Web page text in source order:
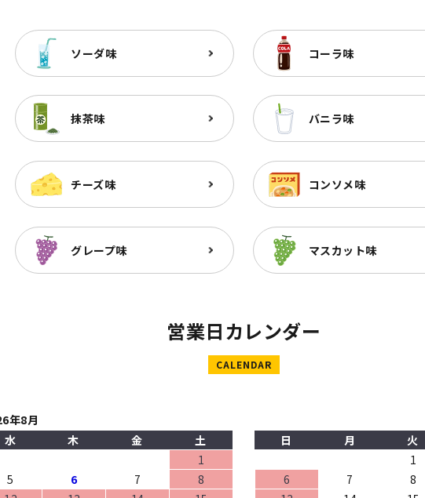
ソーダ味 コーラ味
抹茶味 バニラ味
チーズ味 コンソメ味
グレープ味 マスカット味
営業日カレンダー
CALENDAR
年8月
水 木 金
土
1
5 6 7
8
日
月 火
1
6
7 8